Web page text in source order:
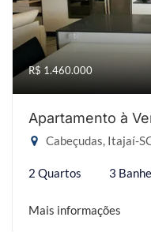
R$ 1.460.000
Apartamento à
Cabeçudas, Itajaí-
2 Quartos 3
Mais informações